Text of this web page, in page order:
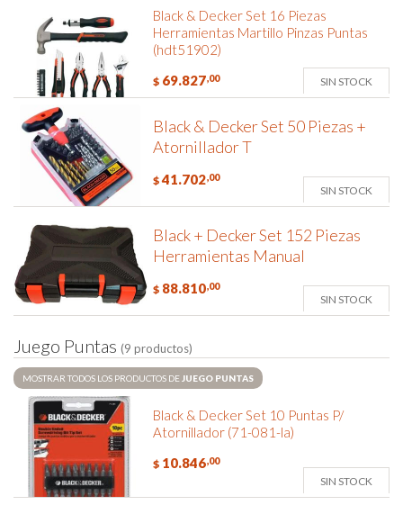
Black & Decker Set 16 Piezas
Herramientas Martillo Pinzas Puntas
(hdt51902)
$ 69.827,00 SIN STOCK
Black & Decker Set 50 Piezas +
Atornillador T
$ 41.702,00
SIN STOCK
Black + Decker Set 152 Piezas
Herramientas Manual
$ 88.810,00
SIN STOCK
Juego Puntas (9 productos)
MOSTRAR TODOS LOS PRODUCTOS DE JUEGO PUNTAS
Black & Decker Set 10 Puntas P/
Atornillador (71-081-la)
$ 10.846,00
SIN STOCK